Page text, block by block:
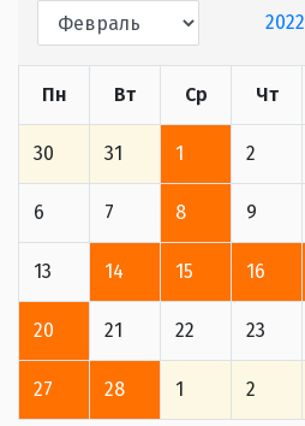
2022
Пн Вт Ср Чт
30 31 1 2
6 7 8 9
13 14 15 16
20 21 22 23
27 28 1 2